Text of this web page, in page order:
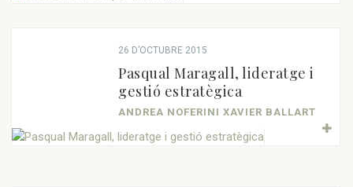
26 D’OCTUBRE 2015
Pasqual Maragall, lideratge i
gestió estratègica
ANDREA NOFERINI XAVIER BALLART